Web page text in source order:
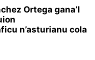
Ortega gana’l
n’asturianu cola